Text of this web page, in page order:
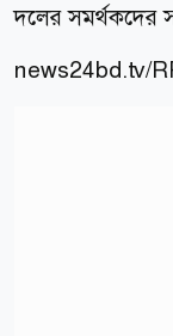
দলের সমর্থকদের
news24bd.tv/